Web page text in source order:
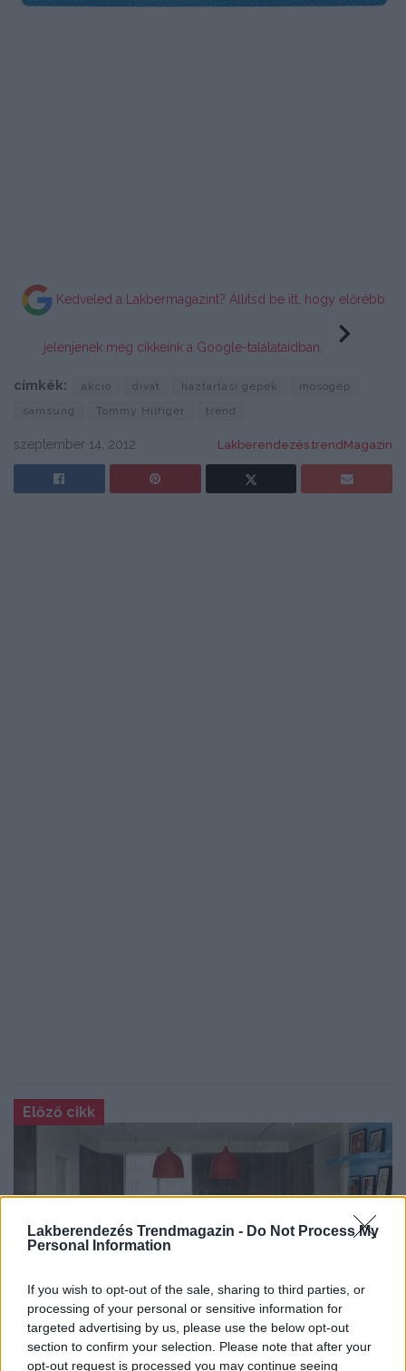
Lakberendezés Trendmagazin - Do Not Process My
Personal Information
If you wish to opt-out of the sale, sharing to third parties, or
processing of your personal or sensitive information for
targeted advertising by us, please use the below opt-out
section to confirm your selection. Please note that after your
opt-out request is processed you may continue seeing
Kedveled a Lakbermagazint? Állítsd be itt, hogy előrébb
jelenjenek meg cikkeink a Google-találataidban.
címkék: akció divat háztartási gépek
mosógép
samsung
Tommy Hilfiger trend
szeptember 14, 2012 Lakberendezés trendMagazin
Előző cikk
Színes, bohém, eklektikus, modern lakás –